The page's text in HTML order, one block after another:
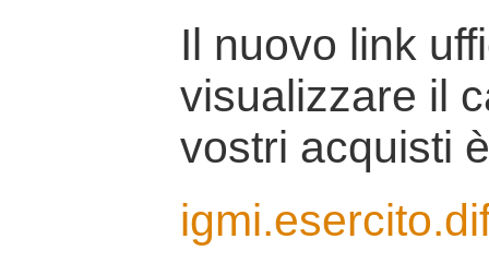
Il nuovo link
visualizzare il
vostri acquisti